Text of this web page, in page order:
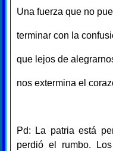
Una fuerza que no
terminar con la
que lejos de
nos extermina el
Pd: La patria está
perdió el rumbo.